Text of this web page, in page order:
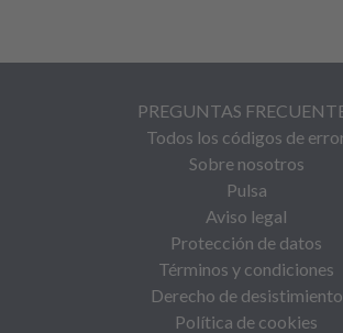
PREGUNTAS
Todos los códigos de
Sobre nosotros
Pulsa
Aviso legal
Protección de datos
Términos y condiciones
Derecho de desistimiento
Política de cookies